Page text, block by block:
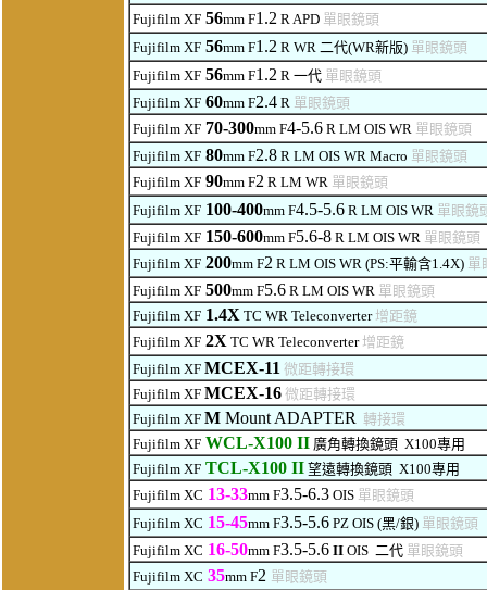
Fujifilm XF 56mm F1.2 RAPD 單眼鏡頭
Fujifilm XF 56mm F1.2 R WR 二代(WR新版) 單眼鏡頭
Fujifilm XF 56mm F1.2 R 一代 單眼鏡頭
Fujifilm XF 60mm F2.4 R 單眼鏡頭
Fujifilm XF 70-300mm F4-5.6 R LM OIS WR 單眼鏡頭
Fujifilm XF 80mm F2.8 R LM OIS WR Macro 單眼鏡頭
Fujifilm XF 90mm F2 R LM WR 單眼鏡頭
Fujifilm XF 100-400mm F4.5-5.6 R LM OIS WR 單眼鏡
Fujifilm XF 150-600mm F5.6-8 R LM OIS WR 單眼鏡頭
Fujifilm XF 200mm F2 R LM OIS WR (PS:平輸含1.4X) 單
Fujifilm XF 500mm F5.6 R LM OIS WR 單眼鏡頭
Fujifilm XF 1.4XTC WR Teleconverter 增距鏡
Fujifilm XF 2XTC WR Teleconverter 增距鏡
Fujifilm XF MCEX-11 微距轉接環
Fujifilm XF MCEX-16 微距轉接環
Fujifilm XF M Mount ADAPTER 轉接環
Fujifilm XF WCL-X100 II 廣角轉換鏡頭 X100專用
Fujifilm XF TCL-X100 II 望遠轉換鏡頭 X100專用
Fujifilm XC 13-33mm F3.5-6.3OIS 單眼鏡頭
Fujifilm XC 15-45mm F3.5-5.6 PZOIS(黑/銀) 單眼鏡頭
Fujifilm XC 16-50mm F3.5-5.6 IIOIS二代 單眼鏡頭
Fujifilm XC 35mm F2 單眼鏡頭